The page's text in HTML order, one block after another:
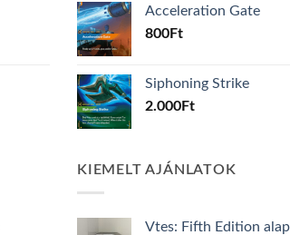
Acceleration Gate
800Ft
Siphoning Strike
2.000Ft
KIEMELT AJÁNLATOK
Vtes: Fifth Edition